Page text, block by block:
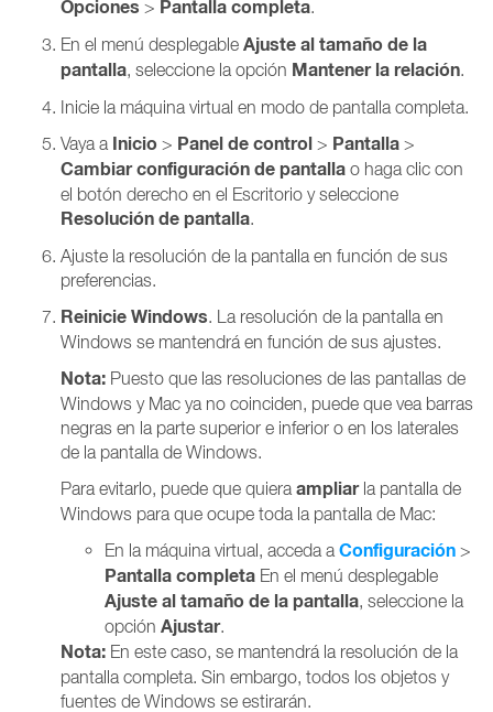
Opciones > Pantalla completa.
En el menú desplegable Ajuste al tamaño de la
pantalla, seleccione la opción Mantener la relación.
Inicie la máquina virtual en modo de pantalla completa.
Vaya a Inicio > Panel de control > Pantalla >
Cambiar configuración de pantalla o haga clic con
el botón derecho en el Escritorio y seleccione
Resolución de pantalla.
Ajuste la resolución de la pantalla en función de sus
preferencias.
Reinicie Windows. La resolución de la pantalla en
Windows se mantendrá en función de sus ajustes.
Nota: Puesto que las resoluciones de las pantallas de
Windows y Mac ya no coinciden, puede que vea barras
negras en la parte superior e inferior o en los laterales
de la pantalla de Windows.
Para evitarlo, puede que quiera ampliarla pantalla de
Windows para que ocupe toda la pantalla de Mac:
En la máquina virtual, acceda a Configuración >
Pantalla completa En el menú desplegable
Ajuste al tamaño de la pantalla, seleccione la
opción Ajustar.
Nota: En este caso, se mantendrá la resolución de la
pantalla completa. Sin embargo, todos los objetos y
fuentes de Windows se estirarán.